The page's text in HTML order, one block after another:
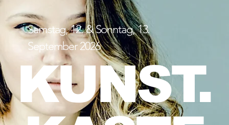
Samstag, 12. & Sonntag, 13.
September 2026
KUNST.